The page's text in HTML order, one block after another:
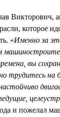
Викторович,
которое
«Именно за
вы
трудитесь на
и пожелал